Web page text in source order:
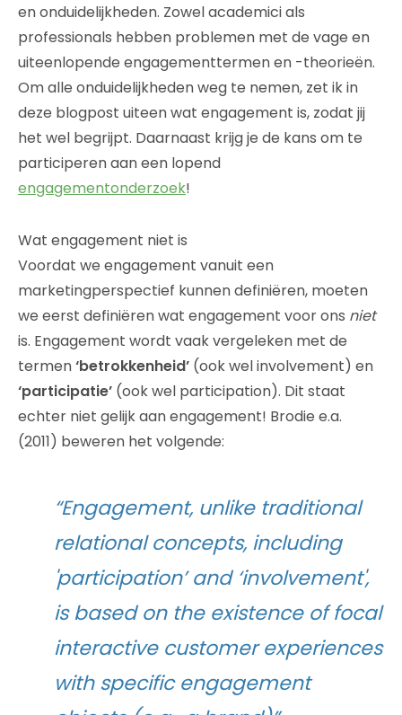
en onduidelijkheden. Zowel academici als
professionals hebben problemen met de vage en
uiteenlopende engagementtermen en -theorieën.
Om alle onduidelijkheden weg te nemen, zet ik in
deze blogpost uiteen wat engagement is, zodat jij
het wel begrijpt. Daarnaast krijg je de kans om te
participeren aan een lopend
engagementonderzoek!
Wat engagement niet is
Voordat we engagement vanuit een
marketingperspectief kunnen definiëren, moeten
we eerst definiëren wat engagement voor ons niet
is. Engagement wordt vaak vergeleken met de
termen‘betrokkenheid’ (ook wel involvement) en
‘participatie’ (ook wel participation). Dit staat
echter niet gelijk aan engagement! Brodie e.a.
(2011) beweren het volgende:
“Engagement, unlike traditional
relational concepts, including
'participation’ and ‘involvement',
is based on the existence of focal
interactive customer experiences
with specific engagement